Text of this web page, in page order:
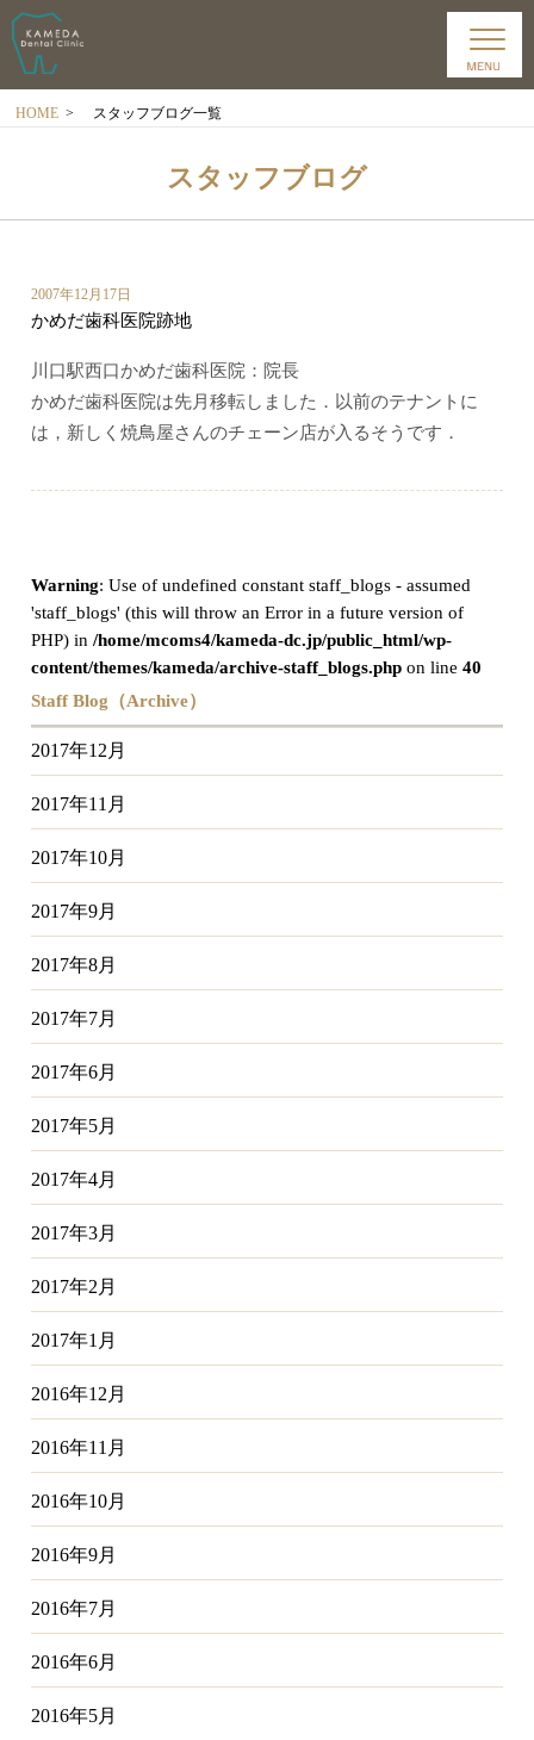
HOME > スタッフブログ一覧
スタッフブログ
2007年12月17日
かめだ歯科医院跡地
川口駅西口かめだ歯科医院：院長
かめだ歯科医院は先月移転しました．以前のテナントに
は，新しく焼鳥屋さんのチェーン店が入るそうです．
Warning: Use of undefined constant staff_blogs - assumed
'staff_blogs' (this will throw an Error in a future version of
PHP) in/home/mcoms4/kameda-dc.jp/public_html/wp-
content/themes/kameda/archive-staff_blogs.php on line40
Staff Blog（Archive）
2017年12月
2017年11月
2017年10月
2017年9月
2017年8月
2017年7月
2017年6月
2017年5月
2017年4月
2017年3月
2017年2月
2017年1月
2016年12月
2016年11月
2016年10月
2016年9月
2016年7月
2016年6月
2016年5月